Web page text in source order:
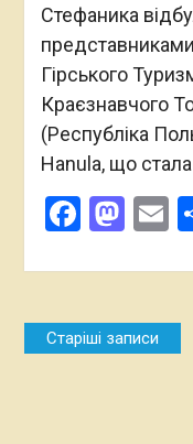
Стефаника
Гірського
Краєзнавчого
(Республіка
Hanula, що
Навігація
за
Старіші записи